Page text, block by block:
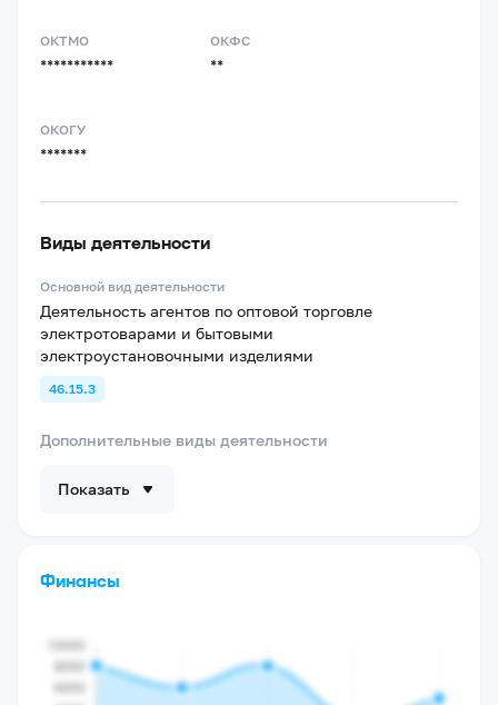
ОКТМО
***********
ОКФС
**
ОКОГУ
*******
Виды деятельности
Основной вид деятельности
Деятельность агентов по оптовой торговле
электротоварами и бытовыми
электроустановочными изделиями
46.15.3
Дополнительные виды деятельности
Показать
Финансы